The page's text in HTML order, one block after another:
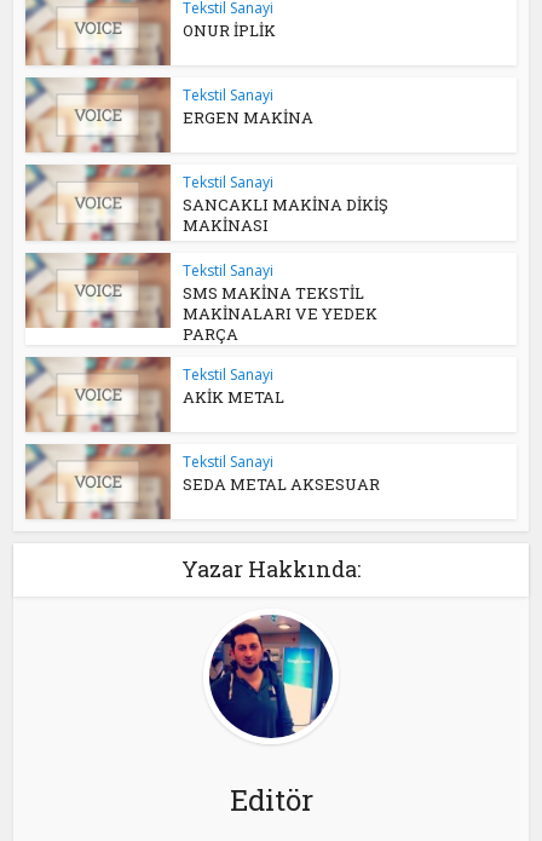
Tekstil Sanayi
ONUR İPLİK
Tekstil Sanayi
ERGEN MAKİNA
Tekstil Sanayi
SANCAKLI MAKİNA DİKİŞ
MAKİNASI
Tekstil Sanayi
SMS MAKİNA TEKSTİL
MAKİNALARI VE YEDEK
PARÇA
Tekstil Sanayi
AKİK METAL
Tekstil Sanayi
SEDA METAL AKSESUAR
Yazar Hakkında:
Editör